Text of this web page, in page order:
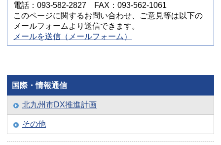
電話：093-582-2827 FAX：093-562-1061
このページに関するお問い合わせ、ご意見等は以下の
メールフォームより送信できます。
メールを送信（メールフォーム）
国際・情報通信
北九州市DX推進計画
その他